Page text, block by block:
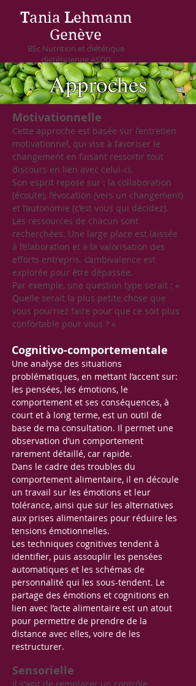
BSc Nutrition et diététique
diététicienne ASDD
Tania Lehmann
Genève
Approches
Motivationnelle
Cette approche est basée sur l’entretien
motivationnel, qui vise à favoriser le
changement en faisant ressortir tout
discours en lien avec celui-ci.
Son esprit repose sur : la collaboration
(écoute), l’évocation (vers un changement)
et l’autonomie (c’est vous qui décidez).
Les ressources de chacun sont
recherchées. Une large place est laissée
à l’élaboration et à la valorisation des
efforts entrepris. L’ambivalence est
explorée pour être dépassée.
Par exemple, une question type serait : «
Quelle serait la plus petite chose que
vous pourriez faire pour que ce soit plus
confortable pour vous ? »
Cognitivo-comportementale
Une analyse des situations
problématiques, en mettant l’accent sur:
les pensées, les émotions, le
comportement et ses conséquences, à
court et à long terme, est un outil de
base de ma consultation. Il permet une
observation d’un comportement
rarement détaillé, car rapide.
Dans le cadre des troubles du
comportement alimentaire, il en découle
un travail sur les émotions et leur
tolérance, ainsi que sur les alternatives
aux prises alimentaires pour réduire les
tensions émotionnelles.
Les techniques cognitives tendent à
identifier, puis assouplir les pensées
automatiques et les schémas de
personnalité qui les sous-tendent. Le
partage des émotions et cognitions en
lien avec l’acte alimentaire est un atout
pour permettre de prendre de la
distance avec elles, voire de les
restructurer.
Sensorielle